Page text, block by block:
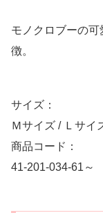
モノクロブーの
徴。
サイズ：
Ｍサイズ / Ｌサイ
商品コード：
41-201-034-61～